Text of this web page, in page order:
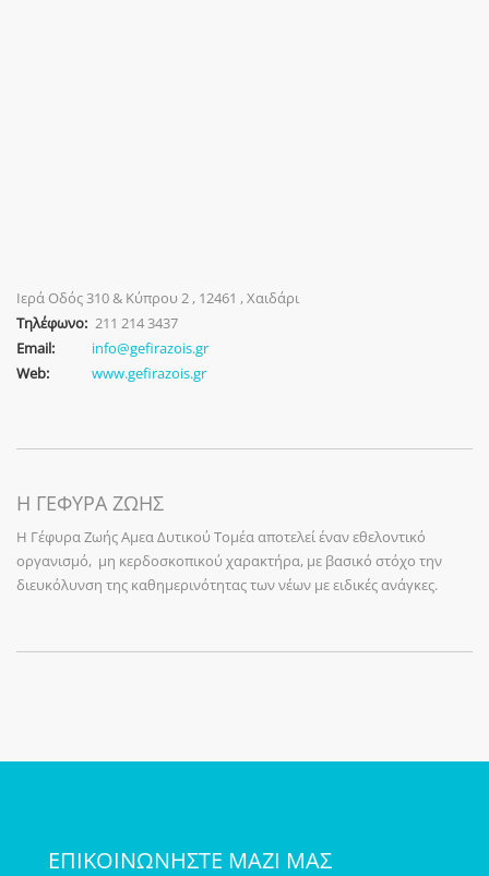
Ιερά Οδός 310 & Κύπρου 2 , 12461 , Χαιδάρι
Τηλέφωνο:211 214 3437
Email:
info@gefirazois.gr
Web:
www.gefirazois.gr
Η ΓΕΦΥΡΑ ΖΩΗΣ
Η Γέφυρα Ζωής Αμεα Δυτικού Τομέα αποτελεί έναν εθελοντικό
οργανισμό, μη κερδοσκοπικού χαρακτήρα, με βασικό στόχο την
διευκόλυνση της καθημερινότητας των νέων με ειδικές ανάγκες.
ΕΠΙΚΟΙΝΩΝΗΣΤΕ ΜΑΖΙ ΜΑΣ